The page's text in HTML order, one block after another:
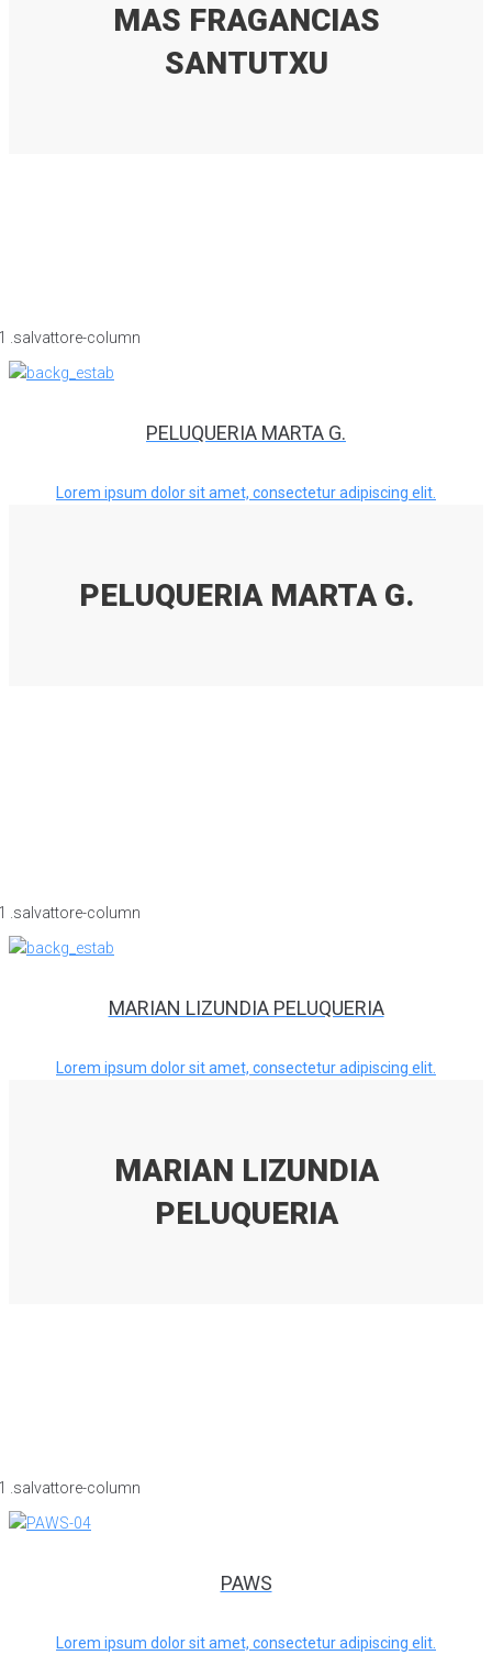
MAS FRAGANCIAS
SANTUTXU
PELUQUERIA MARTA G.
Lorem ipsum dolor sit amet, consectetur adipiscing elit.
PELUQUERIA MARTA G.
MARIAN LIZUNDIA PELUQUERIA
Lorem ipsum dolor sit amet, consectetur adipiscing elit.
MARIAN LIZUNDIA
PELUQUERIA
PAWS
Lorem ipsum dolor sit amet, consectetur adipiscing elit.